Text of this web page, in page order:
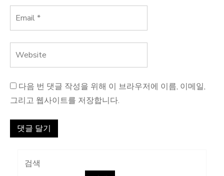
다음 번 댓글 작성을 위해 이 브라우저에 이름, 이메일,
그리고 웹사이트를 저장합니다.
검색